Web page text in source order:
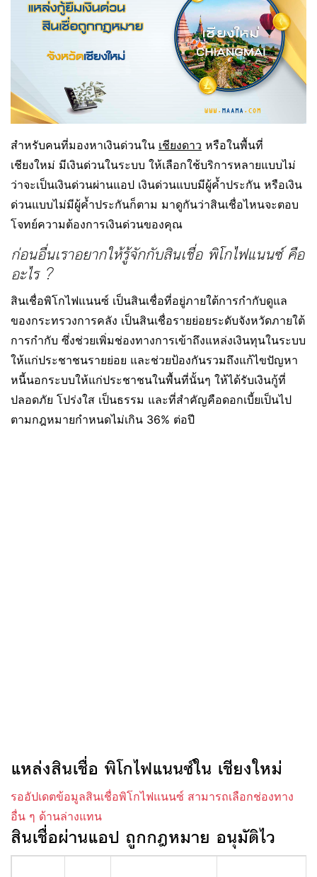
สำหรับคนที่มองหาเงินด่วนใน เชียงดาว หรือในพื้นที่
เชียงใหม่ มีเงินด่วนในระบบ ให้เลือกใช้บริการหลายแบบไม่
ว่าจะเป็นเงินด่วนผ่านแอป เงินด่วนแบบมีผู้ค้ำประกัน หรือเงิน
ด่วนแบบไม่มีผู้ค้ำประกันก็ตาม มาดูกันว่าสินเชื่อไหนจะตอบ
โจทย์ความต้องการเงินด่วนของคุณ
ก่อนอื่นเราอยากให้รู้จักกับสินเชื่อ พิโกไฟแนนซ์ คือ
อะไร ?
สินเชื่อพิโกไฟแนนซ์ เป็นสินเชื่อที่อยู่ภายใต้การกำกับดูแล
ของกระทรวงการคลัง เป็นสินเชื่อรายย่อยระดับจังหวัดภายใต้
การกำกับ ซึ่งช่วยเพิ่มช่องทางการเข้าถึงแหล่งเงินทุนในระบบ
ให้แก่ประชาชนรายย่อย และช่วยป้องกันรวมถึงแก้ไขปัญหา
หนี้นอกระบบให้แก่ประชาชนในพื้นที่นั้นๆ ให้ได้รับเงินกู้ที่
ปลอดภัย โปร่งใส เป็นธรรม และที่สำคัญคือดอกเบี้ยเป็นไป
ตามกฎหมายกำหนดไม่เกิน 36% ต่อปี
แหล่งสินเชื่อ พิโกไฟแนนซ์ใน เชียงใหม่
รออัปเดตข้อมูลสินเชื่อพิโกไฟแนนซ์ สามารถเลือกช่องทาง
อื่น ๆ ด้านล่างแทน
สินเชื่อผ่านแอป ถูกกฎหมาย อนุมัติไว